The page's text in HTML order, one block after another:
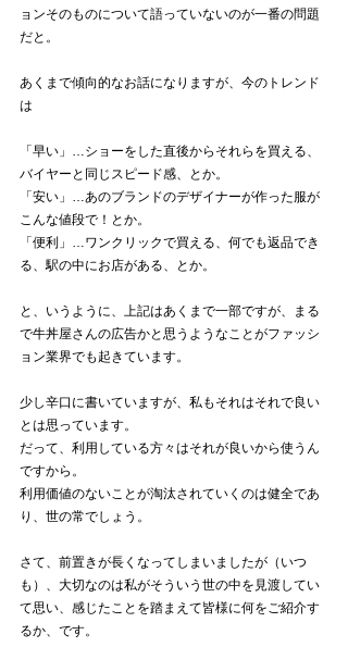
ョンそのものについて語っていないのが一番の問題
だと。
あくまで傾向的なお話になりますが、今のトレンド
は
「早い」…ショーをした直後からそれらを買える、
バイヤーと同じスピード感、とか。
「安い」…あのブランドのデザイナーが作った服が
こんな値段で！とか。
「便利」…ワンクリックで買える、何でも返品でき
る、駅の中にお店がある、とか。
と、いうように、上記はあくまで一部ですが、まる
で牛丼屋さんの広告かと思うようなことがファッシ
ョン業界でも起きています。
少し辛口に書いていますが、私もそれはそれで良い
とは思っています。
だって、利用している方々はそれが良いから使うん
ですから。
利用価値のないことが淘汰されていくのは健全であ
り、世の常でしょう。
さて、前置きが長くなってしまいましたが（いつ
も）、大切なのは私がそういう世の中を見渡してい
て思い、感じたことを踏まえて皆様に何をご紹介す
るか、です。